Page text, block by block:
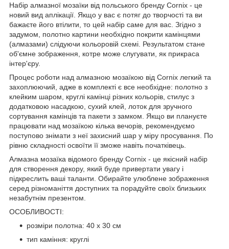
Набір алмазної мозаїки від польського бренду Cornix - це
новий вид аплікації. Якщо у вас є потяг до творчості та ви
бажаєте його втілити, то цей набір саме для вас. Згідно з
задумом, полотно картини необхідно покрити камінцями
(алмазами) слідуючи кольоровій схемі. Результатом стане
об'ємне зображення, котре може слугувати, як прикраса
інтер'єру.
Процес роботи над алмазною мозаїкою від Cornix легкий та
захоплюючий, адже в комплекті є все необхідне: полотно з
клейким шаром, круглі камінці різних кольорів, стилус з
додатковою насадкою, сухий клей, лоток для зручного
сортування камінців та пакети з замком. Якщо ви плануєте
працювати над мозаїкою кілька вечорів, рекомендуємо
поступово знімати з неї захисний шар у міру просування. По
рівню складності освоїти її зможе навіть початківець.
Алмазна мозаїка відомого бренду Cornix - це якісний набір
для створення декору, який буде привертати увагу і
підкреслить ваші таланти. Обирайте улюблене зображення
серед різноманіття доступних та порадуйте своїх близьких
незабутнім презентом.
ОСОБЛИВОСТІ:
розміри полотна: 40 x 30 см
тип каміння: круглі